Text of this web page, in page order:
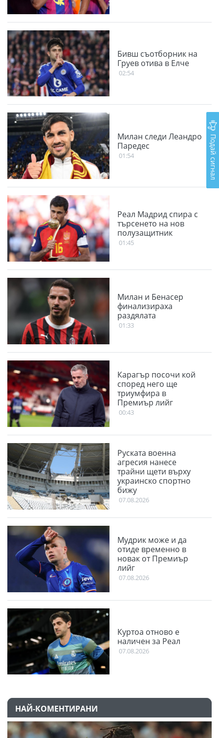
Бивш съотборник на
Груев отива в Елче
02:54
Милан следи Леандро
Паредес
01:54
Реал Мадрид спира с
търсенето на нов
полузащитник
01:45
Милан и Бенасер
финализираха
раздялата
01:33
Карагър посочи кой
според него ще
триумфира в
Премиър лийг
00:43
Руската военна
агресия нанесе
трайни щети върху
украинско спортно
бижу
07.08.2026
Мудрик може и да
отиде временно в
новак от Премиър
лийг
07.08.2026
Куртоа отново е
наличен за Реал
07.08.2026
НАЙ-КОМЕНТИРАНИ
Подай сигнал